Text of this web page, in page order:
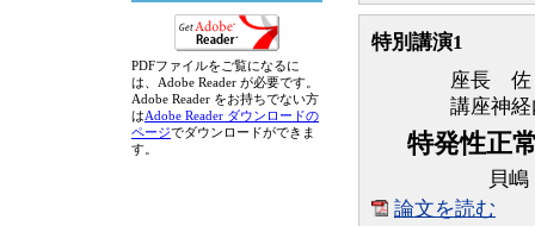
特別講演1
座長 佐
講座神
特発性正
貝
論文を読む
PDFファイルをご覧になるに
は、Adobe Reader が必要です。
Adobe Reader をお持ちでない方
はAdobe Reader ダウンロードの
ページでダウンロードができま
す。